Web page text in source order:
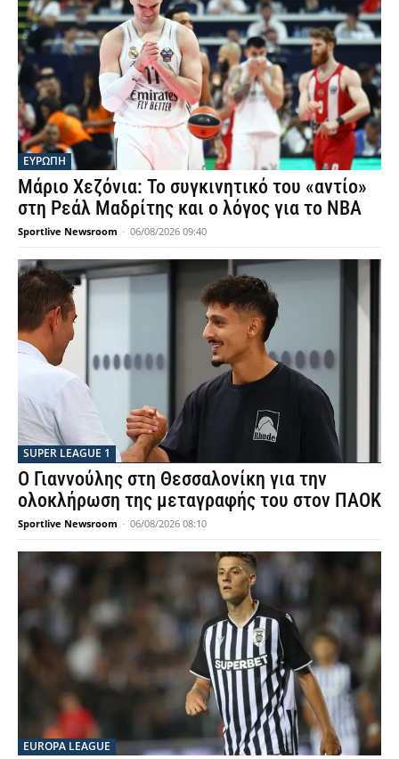
ΕΥΡΩΠΗ
Μάριο Χεζόνια: Το συγκινητικό του «αντίο»
στη Ρεάλ Μαδρίτης και ο λόγος για το NBA
Sportlive Newsroom - 06/08/2026 09:40
SUPER LEAGUE 1
Ο Γιαννούλης στη Θεσσαλονίκη για την
ολοκλήρωση της μεταγραφής του στον ΠΑΟΚ
Sportlive Newsroom - 06/08/2026 08:10
EUROPA LEAGUE